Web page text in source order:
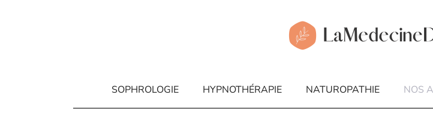
SOPHROLOGIE HYPNOTHÉRAPIE NATUROPATHIE NOS